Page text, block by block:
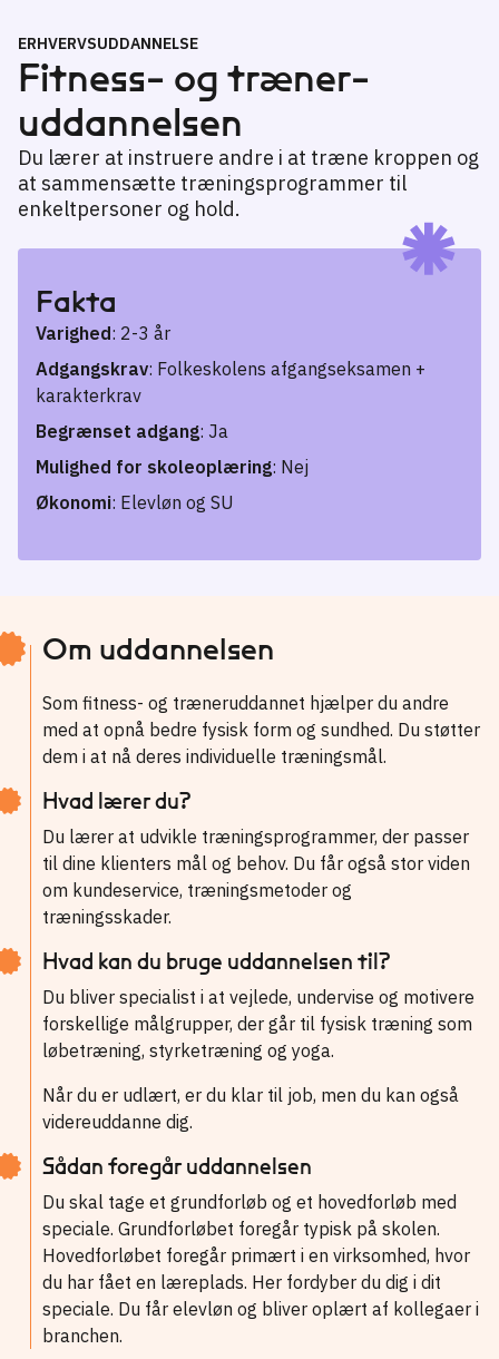
ERHVERVSUDDANNELSE
Fitness- og træner­­
uddannelsen
Du lærer at instruere andre i at træne kroppen og
at sammensætte træningsprogrammer til
enkeltpersoner og hold.
Fakta
Varighed: 2-3 år
Adgangskrav: Folkeskolens afgangseksamen +
karakterkrav
Begrænset adgang: Ja
Mulighed for skoleoplæring: Nej
Økonomi: Elevløn og SU
Om uddannelsen
Som fitness- og træneruddannet hjælper du andre
med at opnå bedre fysisk form og sundhed. Du støtter
dem i at nå deres individuelle træningsmål.
Hvad lærer du?
Du lærer at udvikle træningsprogrammer, der passer
til dine klienters mål og behov. Du får også stor viden
om kundeservice, træningsmetoder og
træningsskader.
Hvad kan du bruge uddannelsen til?
Du bliver specialist i at vejlede, undervise og motivere
forskellige målgrupper, der går til fysisk træning som
løbetræning, styrketræning og yoga.
Når du er udlært, er du klar til job, men du kan også
videreuddanne dig.
Sådan foregår uddannelsen
Du skal tage et grundforløb og et hovedforløb med
speciale. Grundforløbet foregår typisk på skolen.
Hovedforløbet foregår primært i en virksomhed, hvor
du har fået en læreplads. Her fordyber du dig i dit
speciale. Du får elevløn og bliver oplært af kollegaer i
branchen.